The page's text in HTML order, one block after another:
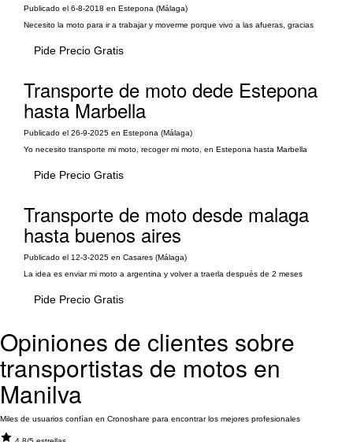
Publicado el 6-8-2018 en Estepona (Málaga)
Necesito la moto para ir a trabajar y moverme porque vivo a las afueras, gracias
Pide Precio Gratis
Transporte de moto dede Estepona
hasta Marbella
Publicado el 26-9-2025 en Estepona (Málaga)
Yo necesito transporte mi moto, recoger mi moto, en Estepona hasta Marbella
Pide Precio Gratis
Transporte de moto desde malaga
hasta buenos aires
Publicado el 12-3-2025 en Casares (Málaga)
La idea es enviar mi moto a argentina y volver a traerla después de 2 meses
Pide Precio Gratis
Opiniones de clientes sobre
transportistas de motos en
Manilva
Miles de usuarios confían en Cronoshare para encontrar los mejores profesionales